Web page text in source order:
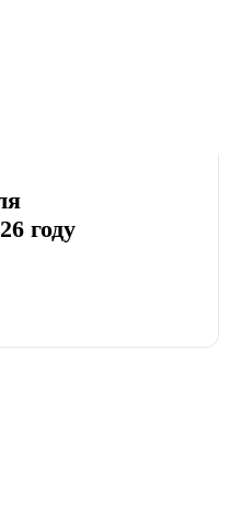
году